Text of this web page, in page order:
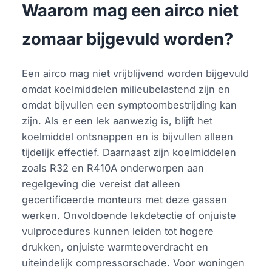
Waarom mag een airco niet
zomaar bijgevuld worden?
Een airco mag niet vrijblijvend worden bijgevuld
omdat koelmiddelen milieubelastend zijn en
omdat bijvullen een symptoombestrijding kan
zijn. Als er een lek aanwezig is, blijft het
koelmiddel ontsnappen en is bijvullen alleen
tijdelijk effectief. Daarnaast zijn koelmiddelen
zoals R32 en R410A onderworpen aan
regelgeving die vereist dat alleen
gecertificeerde monteurs met deze gassen
werken. Onvoldoende lekdetectie of onjuiste
vulprocedures kunnen leiden tot hogere
drukken, onjuiste warmteoverdracht en
uiteindelijk compressorschade. Voor woningen